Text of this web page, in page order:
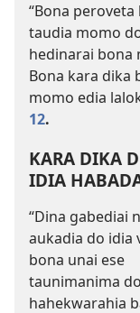
“Bona
taudia momo
hedinarai bona
Bona kara dika
momo edia
12.
KARA DIKA
IDIA
“Dina gabediai
aukadia do idia
bona unai ese
taunimanima
hahekwarahia